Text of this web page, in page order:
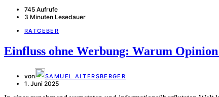
745 Aufrufe
3 Minuten Lesedauer
RATGEBER
Einfluss ohne Werbung: Warum
von SAMUEL ALTERSBERGER
1. Juni 2025